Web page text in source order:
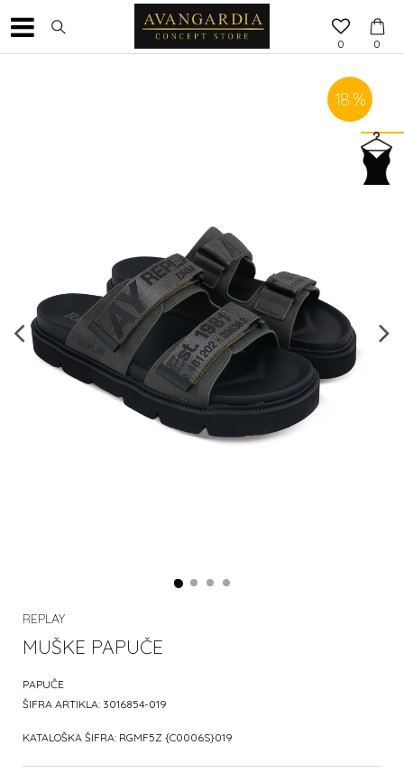
0
0
18 %
REPLAY
MUŠKE PAPUČE
PAPUČE
ŠIFRA ARTIKLA: 3016854-019
KATALOŠKA ŠIFRA: RGMF5Z {C0006S}019